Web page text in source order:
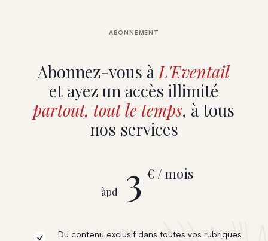
Abonnez-vous àL'Eventail
et ayez un accès illimité
partout, tout le temps, à tous
nos services
ABONNEMENT
àpd 3 € / mois
Du contenu exclusif dans toutes vos rubriques